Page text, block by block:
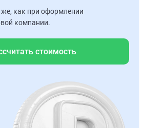
как при оформлении
компании.
стоимость